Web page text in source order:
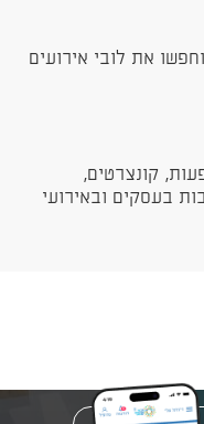
את לובי אירועים
קונצרטים,
בעסקים ובאירועי